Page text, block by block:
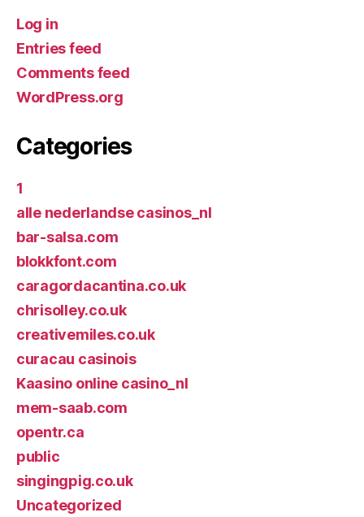
Log in
Entries feed
Comments feed
WordPress.org
Categories
1
alle nederlandse casinos_nl
bar-salsa.com
blokkfont.com
caragordacantina.co.uk
chrisolley.co.uk
creativemiles.co.uk
curacau casinois
Kaasino online casino_nl
mem-saab.com
opentr.ca
public
singingpig.co.uk
Uncategorized